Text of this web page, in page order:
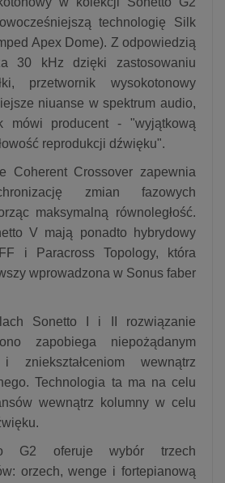
technologię Silk
Apex Dome). Z odpowiedzią
30 kHz dzięki zastosowaniu
przetwornik wysokotonowy
niuanse w spektrum audio,
mówi producent - "wyjątkową
reprodukcji dźwięku".
Coherent Crossover zapewnia
zmian fazowych
maksymalną równoległość.
V mają ponadto hybrydowy
i Paracross Topology, która
wprowadzona w Sonus faber
Sonetto I i II rozwiązanie
zapobiega niepożądanym
i zniekształceniom wewnątrz
Technologia ta ma na celu
wewnątrz kolumny w celu
G2 oferuje wybór trzech
orzech, wenge i fortepianową